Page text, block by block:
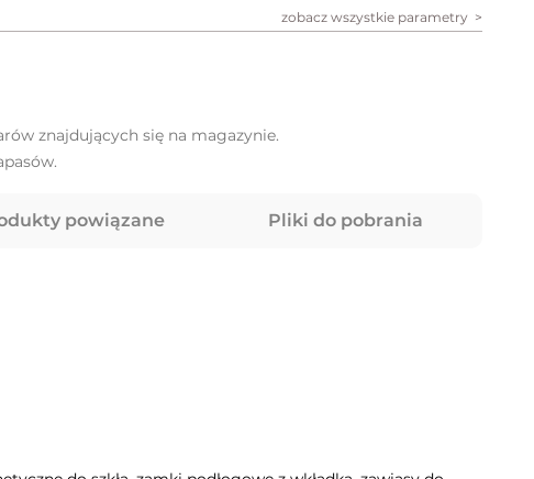
zobacz wszystkie parametry
znajdujących się na magazynie.
powiązane Pliki do pobrania